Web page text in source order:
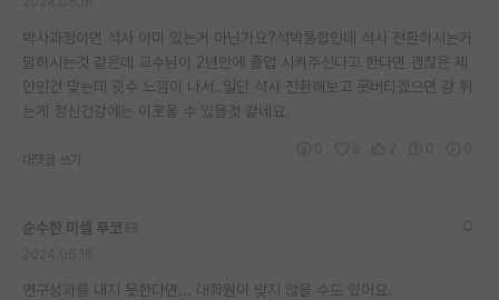
커리어
유학교육
반도체 아카데미
박사과정이면 석사 이미 있는거 아닌가요?석박통합인데 석사 전환하시는거
말하시는것 같은데 교수님이 2년안에 졸업 시켜주신다고 한다면 괜찮은 제
안인건 맞는데 굇수 느낌이 나서..일단 석사 전환해보고 못버티겠으면 걍 튀
는게 정신건강에는 이로울 수 있을것 같네요.
대댓글 쓰기
순수한 미셸 푸코
연구성과를 내지 못한다면... 대학원이 맞지 않을 수도 있어요.